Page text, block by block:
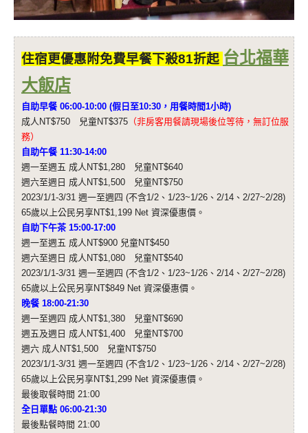
住宿更優惠附免費早餐下殺81折起 台北福華
大飯店
自助早餐 06:00-10:00 (假日至10:30，用餐時間1小時)
成人NT$750 兒童NT$375 （非房客用餐請現場後位等待，無訂位服
務）
自助午餐 11:30-14:00
週一至週五 成人NT$1,280 兒童NT$640
週六至週日 成人NT$1,500 兒童NT$750
2023/1/1-3/31 週一至週四 (不含1/2、1/23~1/26、2/14、2/27~2/28)
65歲以上公民另享NT$1,199 Net 資深優惠價。
自助下午茶 15:00-17:00
週一至週五 成人NT$900 兒童NT$450
週六至週日 成人NT$1,080 兒童NT$540
2023/1/1-3/31 週一至週四 (不含1/2、1/23~1/26、2/14、2/27~2/28)
65歲以上公民另享NT$849 Net 資深優惠價。
晚餐 18:00-21:30
週一至週四 成人NT$1,380 兒童NT$690
週五及週日 成人NT$1,400 兒童NT$700
週六 成人NT$1,500 兒童NT$750
2023/1/1-3/31 週一至週四 (不含1/2、1/23~1/26、2/14、2/27~2/28)
65歲以上公民另享NT$1,299 Net 資深優惠價。
最後取餐時間 21:00
全日單點 06:00-21:30
最後點餐時間 21:00